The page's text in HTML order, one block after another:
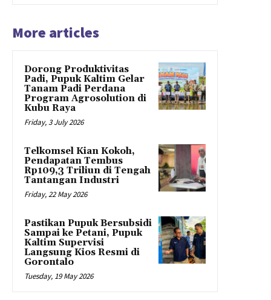
More articles
Dorong Produktivitas
Padi, Pupuk Kaltim Gelar
Tanam Padi Perdana
Program Agrosolution di
Kubu Raya
Friday, 3 July 2026
Telkomsel Kian Kokoh,
Pendapatan Tembus
Rp109,3 Triliun di Tengah
Tantangan Industri
Friday, 22 May 2026
Pastikan Pupuk Bersubsidi
Sampai ke Petani, Pupuk
Kaltim Supervisi
Langsung Kios Resmi di
Gorontalo
Tuesday, 19 May 2026